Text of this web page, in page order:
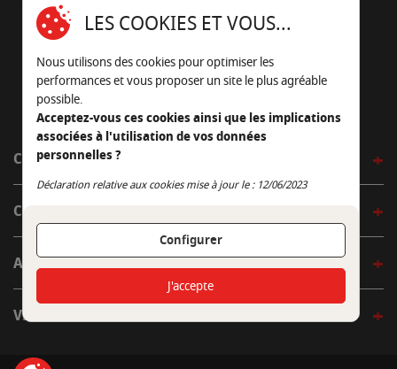
05 45 22 98 09
Nous envoyer un e-mail
CÔTÉ OUTDOOR
CÔTÉ INDOOR
AUTOUR DE LA TABLE
VENIR EN BOUTIQUE
LES COOKIES ET VOUS...
Nous utilisons des cookies pour optimiser les
performances et vous proposer un site le plus agréable
possible.
Acceptez-vous ces cookies ainsi que les implications
associées à l'utilisation de vos données
personnelles ?
Déclaration relative aux cookies mise à jour le : 12/06/2023
Configurer
Continuer sans accepter
J'accepte